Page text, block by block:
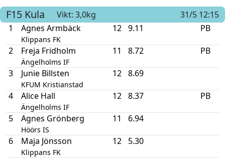
F15 Kula Vikt: 3,0kg
31/5 12:15
1
Agnes Armbäck
Klippans FK
12 9.11 PB
2 Freja Fridholm
Ängelholms IF
11 8.72 PB
3 Junie Billsten
KFUM Kristianstad
12 8.69
4 Alice Hall
Ängelholms IF
12 8.37 PB
5 Agnes Grönberg
Höörs IS
11 6.94
6 Maja Jönsson
Klippans FK
12 5.30